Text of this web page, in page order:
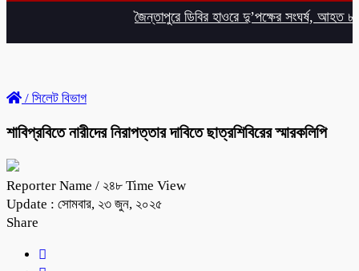
জৈন্তাপুরে ডিবির হাওরে দু’পক্ষের সংঘর্ষ, আহত ৮
/ সিলেট বিভাগ
শাবিপ্রবিতে নারীদের নিরাপত্তার দাবিতে ছাত্রশিবিরের স্মারকলিপি
Reporter Name / ২৪৮ Time View
Update : সোমবার, ২৩ জুন, ২০২৫
Share